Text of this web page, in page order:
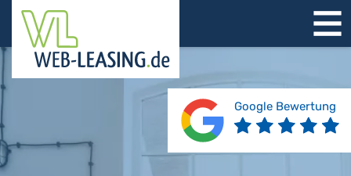
STARTSEITE
ÜBER UNS
PRODUKTE
REFERENZEN
BERATUNG
JOBS
KONTAKT
Google Bewertung